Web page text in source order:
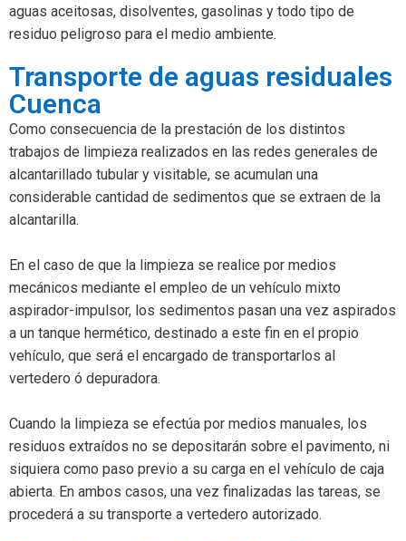
aguas aceitosas, disolventes, gasolinas y todo tipo de
residuo peligroso para el medio ambiente.
Transporte de aguas residuales
Cuenca
Como consecuencia de la prestación de los distintos
trabajos de limpieza realizados en las redes generales de
alcantarillado tubular y visitable, se acumulan una
considerable cantidad de sedimentos que se extraen de la
alcantarilla.
En el caso de que la limpieza se realice por medios
mecánicos mediante el empleo de un vehículo mixto
aspirador-impulsor, los sedimentos pasan una vez aspirados
a un tanque hermético, destinado a este fin en el propio
vehículo, que será el encargado de transportarlos al
vertedero ó depuradora.
Cuando la limpieza se efectúa por medios manuales, los
residuos extraídos no se depositarán sobre el pavimento, ni
siquiera como paso previo a su carga en el vehículo de caja
abierta. En ambos casos, una vez finalizadas las tareas, se
procederá a su transporte a vertedero autorizado.